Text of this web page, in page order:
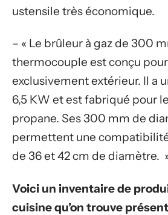
ustensile très économique.
– « Le brûleur à gaz de 300
thermocouple est conçu
exclusivement extérieur. Il a
6,5 KW et est fabriqué pour
propane. Ses 300 mm de
permettent une
de 36 et 42 cm de diamètre.
Voici un inventaire de
cuisine qu’on trouve